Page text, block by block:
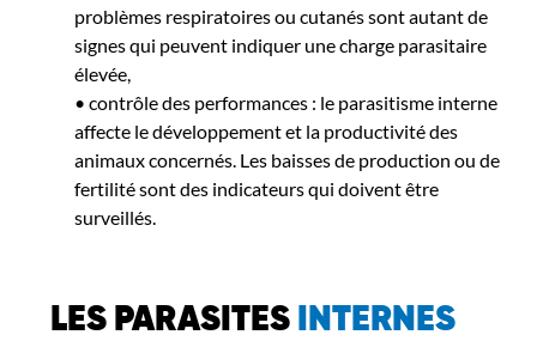
problèmes respiratoires ou cutanés sont autant de
signes qui peuvent indiquer une charge parasitaire
élevée,
• contrôle des performances : le parasitisme interne
affecte le développement et la productivité des
animaux concernés. Les baisses de production ou de
fertilité sont des indicateurs qui doivent être
surveillés.
LES PARASITES INTERNES